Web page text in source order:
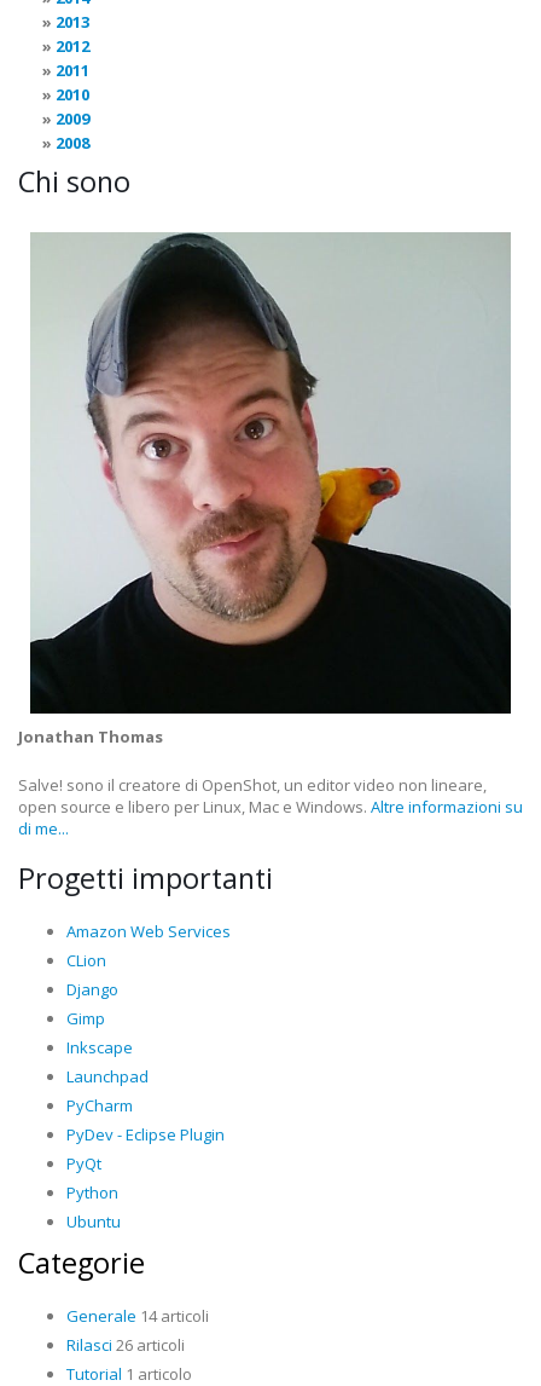
2013
2012
2011
2010
2009
2008
Chi sono
Jonathan Thomas
Salve! sono il creatore di OpenShot, un editor video non lineare,
open source e libero per Linux, Mac e Windows. Altre informazioni su
di me...
Progetti importanti
Amazon Web Services
CLion
Django
Gimp
Inkscape
Launchpad
PyCharm
PyDev - Eclipse Plugin
PyQt
Python
Ubuntu
Categorie
Generale 14 articoli
Rilasci 26 articoli
Tutorial 1 articolo